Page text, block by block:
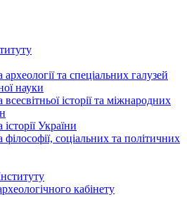
та спеціальних галузей
науки
історії та міжнародних
України
соціальних та політичних
кабінету